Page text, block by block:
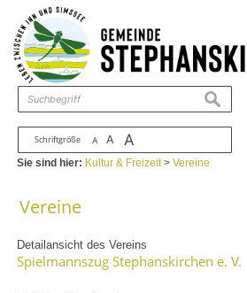
Zum Inhalt ,zur Navigation
Schriftgröße A A A
suchen
Sie sind hier: Kultur & Freizeit>Vereine
Vereine
Detailansicht des Vereins
Spielmannszug Stephanskirchen e. V.